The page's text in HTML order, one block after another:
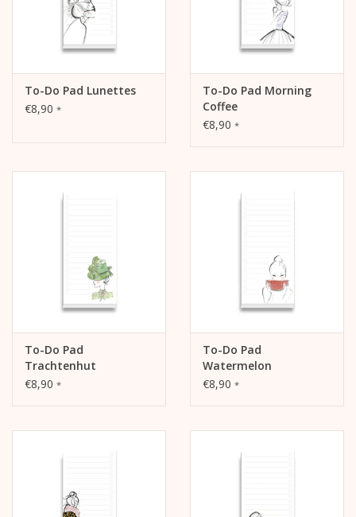
To-Do Pad Lunettes
€8,90 *
To-Do Pad Morning
Coffee
€8,90 *
To-Do Pad
Trachtenhut
€8,90 *
To-Do Pad
Watermelon
€8,90 *